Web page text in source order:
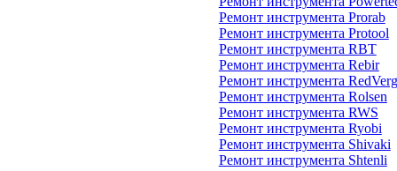
Ремонт инструмента Prorab
Ремонт инструмента Protool
Ремонт инструмента RBT
Ремонт инструмента Rebir
Ремонт инструмента RedVerg
Ремонт инструмента Rolsen
Ремонт инструмента RWS
Ремонт инструмента Ryobi
Ремонт инструмента Shivaki
Ремонт инструмента Shtenli